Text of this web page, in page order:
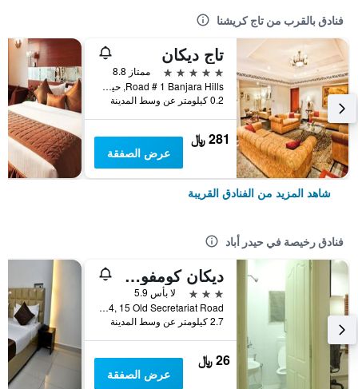
فنادق بالقرب من تاج كريشنا
تاج ديكان
5 نجوم
ممتاز 8.8
Road # 1 Banjara Hills, حيدر أباد, الهند
0.2 كيلومتر عن وسط المدينة
281 ﷼
عرض الصفقة
شاهد المزيد من الفنادق القريبة
فنادق رخيصة في حيدر أباد
ديكان كومفورتس
3 نجوم
لا بأس 5.9
No. 5-9-19/14, 15 Old Secretariat Road, حيدر أباد, الهند
2.7 كيلومتر عن وسط المدينة
26 ﷼
عرض الصفقة